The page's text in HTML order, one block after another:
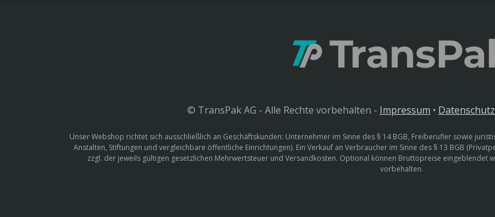
© TransPak AG - Alle Rechte vorbehalten - Impressum • Datenschutz
Unser Webshop richtet sich ausschließlich an Geschäftskunden: Unternehmer im Sinne des § 14 BGB, Freiberufler sowie
Anstalten, Stiftungen und vergleichbare öffentliche Einrichtungen). Ein Verkauf an Verbraucher im Sinne des § 13 BGB
zzgl. der jeweils gültigen gesetzlichen Mehrwertsteuer und Versandkosten. Optional können Bruttopreise
vorbehalten.